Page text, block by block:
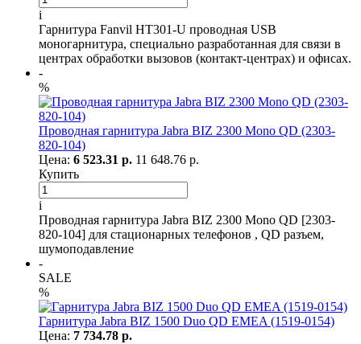
i
Гарнитура Fanvil HT301-U проводная USB
моногарнитура, специально разработанная для связи в
центрах обработки вызовов (контакт-центрах) и офисах.
-
%
Проводная гарнитура Jabra BIZ 2300 Mono QD (2303-
820-104)
Цена: 6 523.31 р. 11 648.76 р.
Купить
i
Проводная гарнитура Jabra BIZ 2300 Mono QD [2303-
820-104] для стационарных телефонов , QD разъем,
шумоподавление
-
SALE
%
Гарнитура Jabra BIZ 1500 Duo QD EMEA (1519-0154)
Цена: 7 734.78 р.